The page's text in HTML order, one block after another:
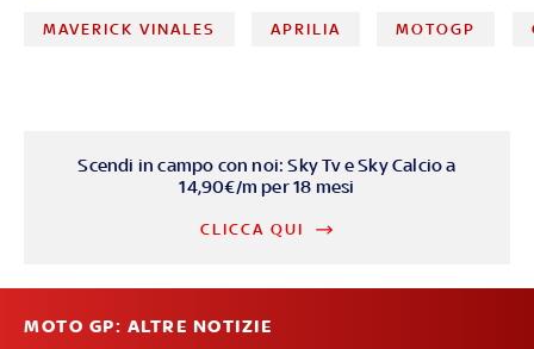
MAVERICK VINALES APRILIA MOTOGP
Scendi in campo con noi: Sky Tv e Sky Calcio a
14,90€/m per 18 mesi
CLICCA QUI
MOTO GP: ALTRE NOTIZIE